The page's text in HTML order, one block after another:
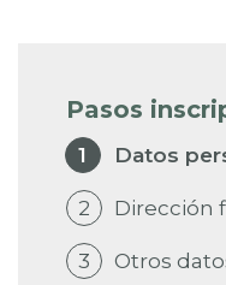
Pasos
1 Datos
2 Dirección
3 Otros